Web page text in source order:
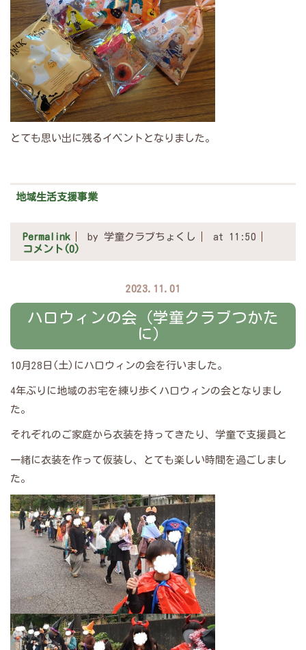
とても思い出に残るイベントとなりました。
地域生活支援事業
Permalink by 学童クラブちょくし
at 11:50
コメント(0)
2023.11.01
ハロウィンの会（学童クラブつかた
に）
10月28日(土)にハロウィンの会を行いました。
4年ぶりに地域のお宅を練り歩くハロウィンの会となりまし
た。
それぞれのご家庭から衣装を持ってきたり、学童で支援員と
一緒に衣装を作って仮装し、とても楽しい時間を過ごしまし
た。